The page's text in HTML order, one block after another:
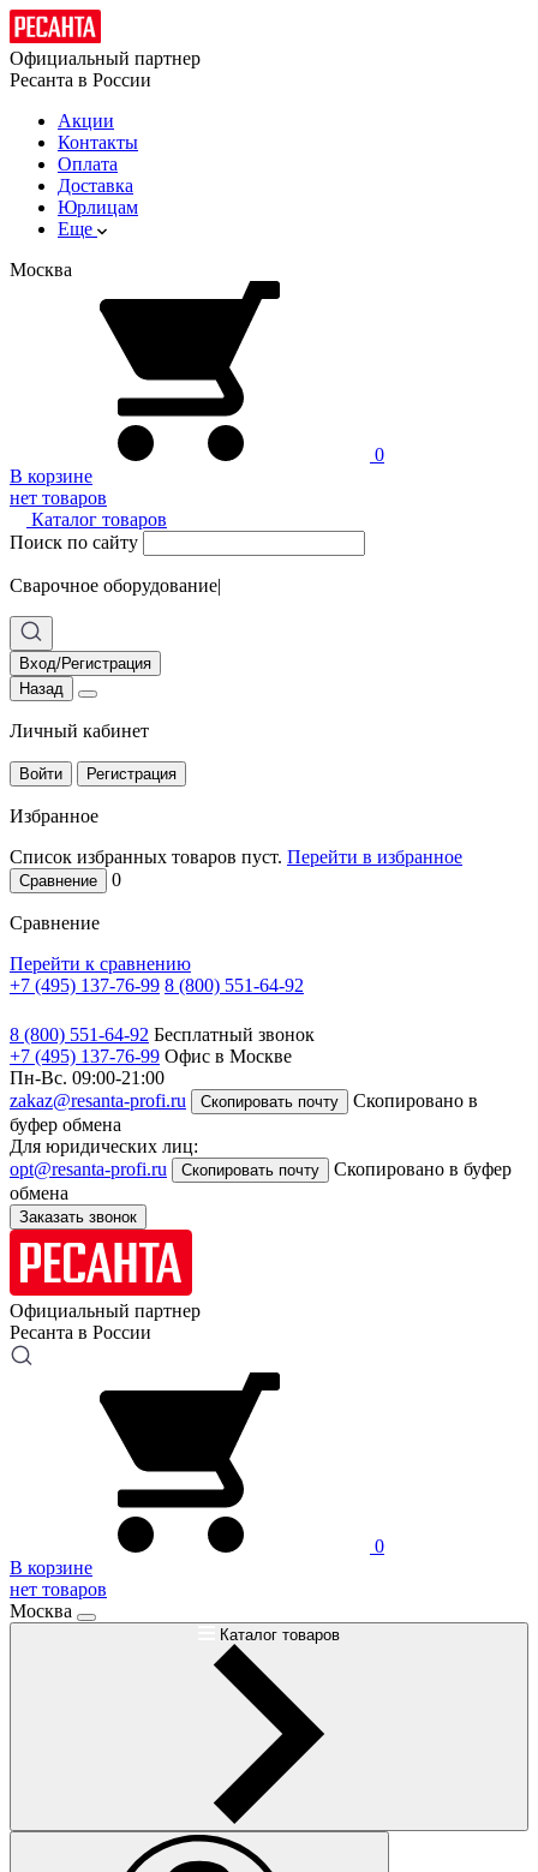
Официальный партнер
Ресанта в России
Акции
Контакты
Оплата
Доставка
Юрлицам
Еще
Москва
0
В корзине
нет товаров
Каталог товаров
Поиск по сайту
Сварочное оборудование|
Вход/Регистрация
Назад
Личный кабинет
Войти Регистрация
Избранное
Список избранных товаров пуст. Перейти в избранное
Сравнение 0
Сравнение
Перейти к сравнению
+7 (495) 137-76-99 8 (800) 551-64-92
8 (800) 551-64-92 Бесплатный звонок
+7 (495) 137-76-99 Офис в Москве
Пн-Вс. 09:00-21:00
zakaz@resanta-profi.ru
Скопировать почту
Скопировано в
буфер обмена
Для юридических лиц:
opt@resanta-profi.ru
Скопировать почту
Скопировано в буфер
обмена
Заказать звонок
Официальный партнер
Ресанта в России
0
В корзине
нет товаров
Москва
Каталог товаров